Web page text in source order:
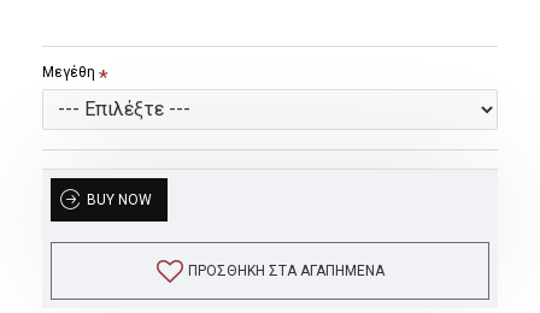
Μεγέθη
BUY NOW
ΠΡΟΣΘΉΚΗ ΣΤΑ ΑΓΑΠΗΜΈΝΑ